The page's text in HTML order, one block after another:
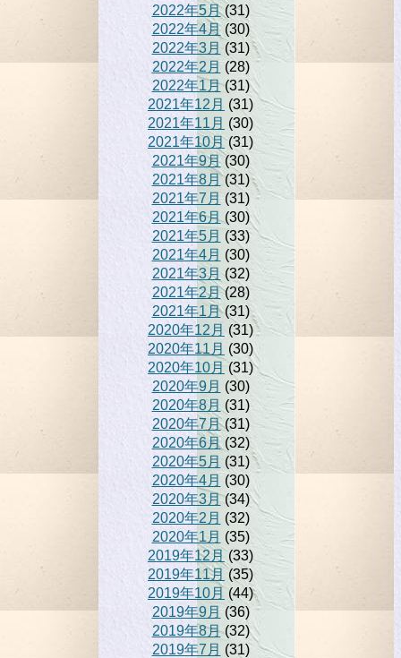
2022年5月(31)
2022年4月(30)
2022年3月 (31)
2022年2月(28)
2022年1月(31)
2021年12月 (31)
2021年11月 (30)
2021年10月(31)
2021年9月(30)
2021年8月(31)
2021年7月(31)
2021年6月(30)
2021年5月 (33)
2021年4月 (30)
2021年3月 (32)
2021年2月(28)
2021年1月(31)
2020年12月 (31)
2020年11月 (30)
2020年10月 (31)
2020年9月 (30)
2020年8月 (31)
2020年7月(31)
2020年6月(32)
2020年5月 (31)
2020年4月 (30)
2020年3月(34)
2020年2月 (32)
2020年1月 (35)
2019年12月 (33)
2019年11月(35)
2019年10月 (44)
2019年9月(36)
2019年8月(32)
2019年7月 (31)